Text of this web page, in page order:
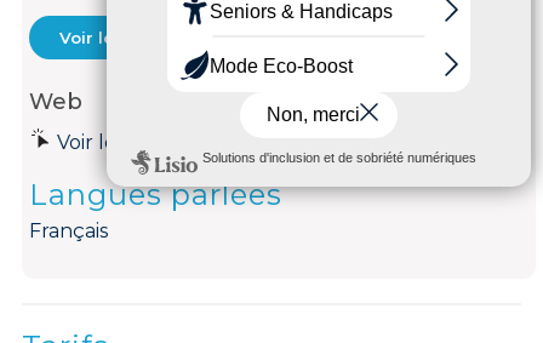
Voir le courriel
Web
Voir le site internet
Langues parlées
Français